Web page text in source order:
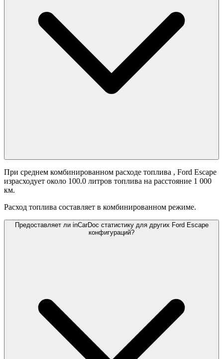
При среднем комбинированном расходе топлива , Ford Escape
израсходует около 100.0 литров топлива на расстояние 1 000
км.
Расход топлива составляет в комбинированном режиме.
Предоставляет ли inCarDoc статистику для других Ford Escape
конфигураций?